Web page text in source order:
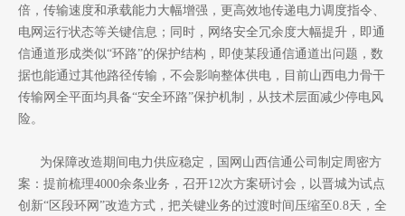
倍，传输速度和承载能力大幅增强，更高效地传递电力调度指令、
电网运行状态等关键信息；同时，网络安全冗余度大幅提升，即通
信通道形成类似“环路”的保护结构，即使某段通信通道出问题，数
据也能通过其他路径传输，不会影响整体供电，目前山西电力骨干
传输网全平面均具备“安全环路”保护机制，从技术层面减少停电风
险。
为保障改造期间电力供应稳定，国网山西信通公司制定周密方
案：提前梳理4000余条业务，召开12次方案研讨会，以晋城为试点
创新“区段环网”改造方式，把关键业务的过渡时间压缩至0.8天，全